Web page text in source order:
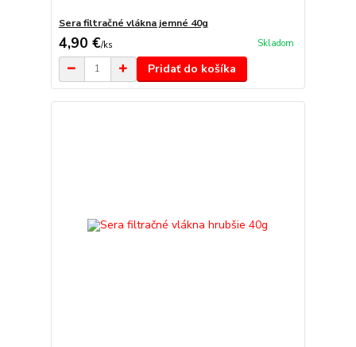
Sera filtračné vlákna jemné 40g
4,90 €/ks Skladom
Pridať do košíka